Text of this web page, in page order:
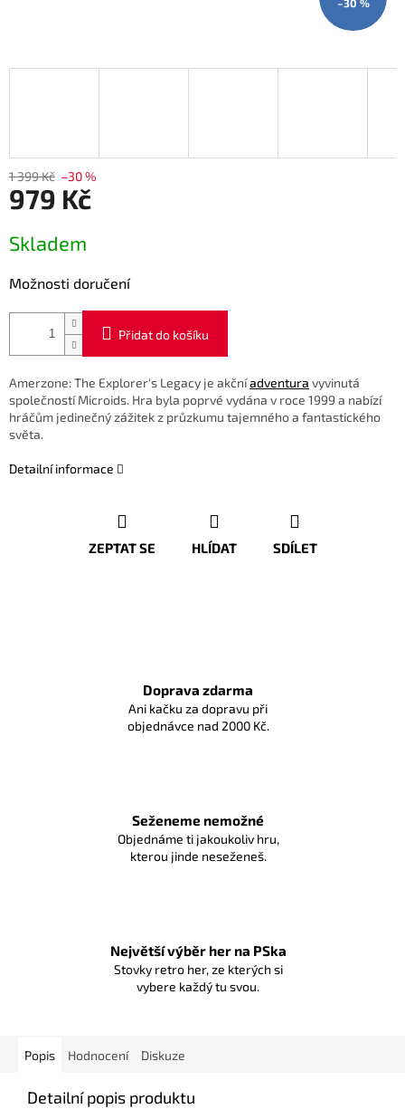
–30 %
1 399 Kč –30 %
979 Kč
cena:
Skladem
Možnosti doručení
Přidat do košíku
Amerzone: The Explorer's Legacy je akčníadventura vyvinutá
společností Microids. Hra byla poprvé vydána v roce 1999 a nabízí
hráčům jedinečný zážitek z průzkumu tajemného a fantastického
světa.
Detailní informace
ZEPTAT SE HLÍDAT SDÍLET
Doprava zdarma
Ani kačku za dopravu při
objednávce nad 2000 Kč.
Seženeme nemožné
Objednáme ti jakoukoliv hru,
kterou jinde neseženeš.
Největší výběr her na PSka
Stovky retro her, ze kterých si
vybere každý tu svou.
Popis Hodnocení Diskuze
Detailní popis produktu